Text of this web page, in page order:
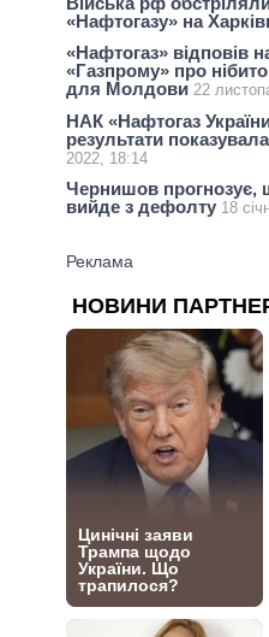
«Нафтогазу» на
«Нафтогаз» відповів
«Газпрому» про нібито
для Молдови 22
НАК «Нафтогаз
результати
2022, 18:14
Чернишов прогнозує,
вийде з дефолту 18